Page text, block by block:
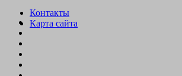
Контакты
Карта сайта